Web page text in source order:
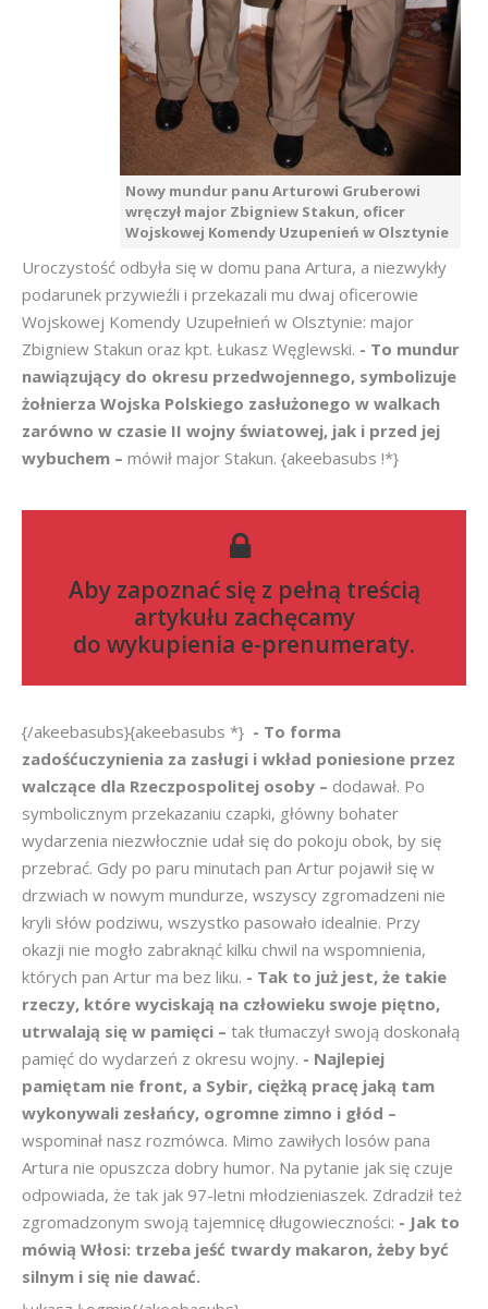
Nowy mundur panu Arturowi Gruberowi
wręczył major Zbigniew Stakun, oficer
Wojskowej Komendy Uzupenień w Olsztynie
Uroczystość odbyła się w domu pana Artura, a niezwykły
podarunek przywieźli i przekazali mu dwaj oficerowie
Wojskowej Komendy Uzupełnień w Olsztynie: major
Zbigniew Stakun oraz kpt. Łukasz Węglewski. - To mundur
nawiązujący do okresu przedwojennego, symbolizuje
żołnierza Wojska Polskiego zasłużonego w walkach
zarówno w czasie II wojny światowej, jak i przed jej
wybuchem – mówił major Stakun. {akeebasubs !*}
Aby zapoznać się z pełną treścią
artykułu zachęcamy
do wykupienia e-prenumeraty.
{/akeebasubs}{akeebasubs *} - To forma
zadośćuczynienia za zasługi i wkład poniesione przez
walczące dla Rzeczpospolitej osoby – dodawał. Po
symbolicznym przekazaniu czapki, główny bohater
wydarzenia niezwłocznie udał się do pokoju obok, by się
przebrać. Gdy po paru minutach pan Artur pojawił się w
drzwiach w nowym mundurze, wszyscy zgromadzeni nie
kryli słów podziwu, wszystko pasowało idealnie. Przy
okazji nie mogło zabraknąć kilku chwil na wspomnienia,
których pan Artur ma bez liku. - Tak to już jest, że takie
rzeczy, które wyciskają na człowieku swoje piętno,
utrwalają się w pamięci – tak tłumaczył swoją doskonałą
pamięć do wydarzeń z okresu wojny. - Najlepiej
pamiętam nie front, a Sybir, ciężką pracę jaką tam
wykonywali zesłańcy, ogromne zimno i głód –
wspominał nasz rozmówca. Mimo zawiłych losów pana
Artura nie opuszcza dobry humor. Na pytanie jak się czuje
odpowiada, że tak jak 97-letni młodzieniaszek. Zdradził też
zgromadzonym swoją tajemnicę długowieczności: - Jak to
mówią Włosi: trzeba jeść twardy makaron, żeby być
silnym i się nie dawać.